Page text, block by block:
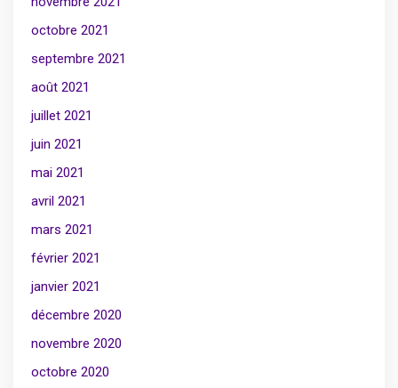
octobre 2021
septembre 2021
août 2021
juillet 2021
juin 2021
mai 2021
avril 2021
mars 2021
février 2021
janvier 2021
décembre 2020
novembre 2020
octobre 2020